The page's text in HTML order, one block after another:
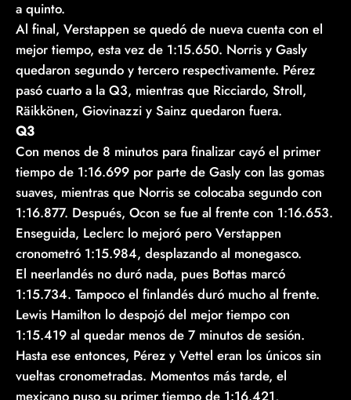
a quinto.
Al final, Verstappen se quedó de nueva cuenta con el
mejor tiempo, esta vez de 1:15.650. Norris y Gasly
quedaron segundo y tercero respectivamente. Pérez
pasó cuarto a la Q3, mientras que Ricciardo, Stroll,
Räikkönen, Giovinazzi y Sainz quedaron fuera.
Q3
Con menos de 8 minutos para finalizar cayó el primer
tiempo de 1:16.699 por parte de Gasly con las gomas
suaves, mientras que Norris se colocaba segundo con
1:16.877. Después, Ocon se fue al frente con 1:16.653.
Enseguida, Leclerc lo mejoró pero Verstappen
cronometró 1:15.984, desplazando al monegasco.
El neerlandés no duró nada, pues Bottas marcó
1:15.734. Tampoco el finlandés duró mucho al frente.
Lewis Hamilton lo despojó del mejor tiempo con
1:15.419 al quedar menos de 7 minutos de sesión.
Hasta ese entonces, Pérez y Vettel eran los únicos sin
vueltas cronometradas. Momentos más tarde, el